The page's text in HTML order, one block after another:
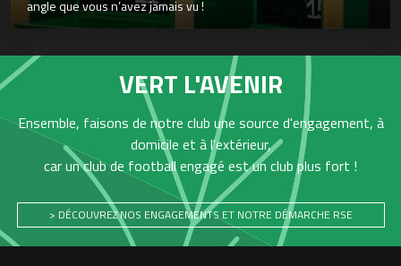
angle que vous n’avez jamais vu !
VERT L'AVENIR
Ensemble, faisons de notre club une source d'engagement, à
domicile et à l'extérieur,
car un club de football engagé est un club plus fort !
> DÉCOUVREZ NOS ENGAGEMENTS ET NOTRE DÉMARCHE RSE